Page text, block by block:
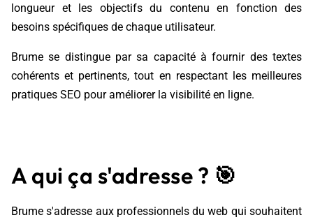
longueur et les objectifs du contenu en fonction des
besoins spécifiques de chaque utilisateur.
Brume se distingue par sa capacité à fournir des textes
cohérents et pertinents, tout en respectant les meilleures
pratiques SEO pour améliorer la visibilité en ligne.
A qui ça s'adresse ? 🎯
Brume s'adresse aux professionnels du web qui souhaitent